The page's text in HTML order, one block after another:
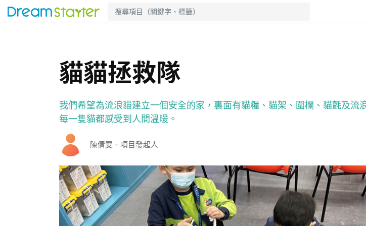
貓貓拯救隊
我們希望為流浪貓建立一個安全的家，裏面有貓糧、貓架、圍欄、貓氈及流
每一隻貓都感受到人間溫暖。
陳倩雯 - 項目發起人